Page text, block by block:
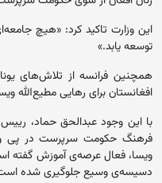
این وزارت تاکید کرد: «هیچ
توسعه یابد.»
همچنین فرانسه از تلاش‌های
افغانستان برای رهایی مطیع‌الله
با این وجود عبدالحق حماد،
فرهنگ حکومت سرپرست در پی
ویسا، فعال عرصه‌ی آموزش گفته
دسیسه‌ی وسیع جلوگیری شده